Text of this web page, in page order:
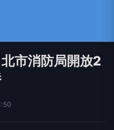
市消防局開放2